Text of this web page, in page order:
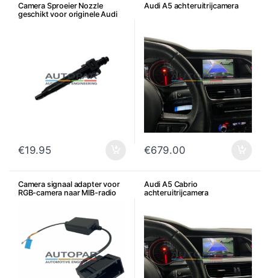
Camera Sproeier Nozzle
geschikt voor originele Audi
€19.95
Audi A5 achteruitrijcamera
€679.00
Camera signaal adapter voor
RGB-camera naar MIB-radio
Audi A5 Cabrio
achteruitrijcamera